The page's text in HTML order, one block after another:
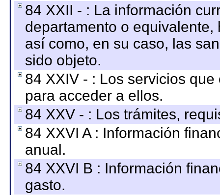
84 XXII - : La información
departamento o
así como, en su caso, las
sido objeto.
84 XXIV - : Los servicios
para acceder a ellos.
84 XXV - : Los trámites,
84 XXVI A : Información
anual.
84 XXVI B : Información
gasto.